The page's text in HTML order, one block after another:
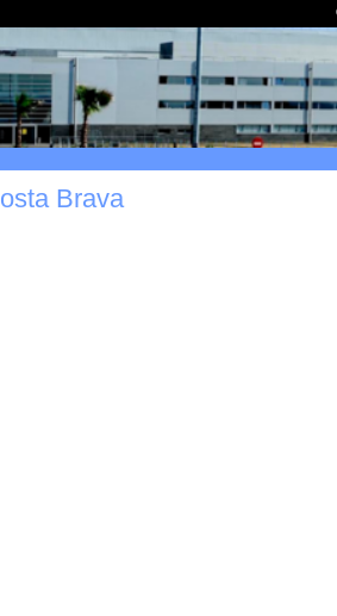
Brava